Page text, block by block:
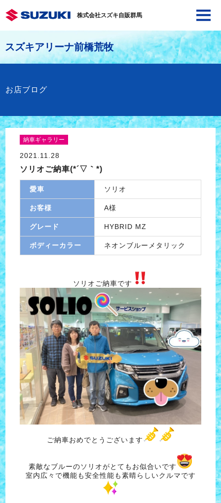
株式会社スズキ自販群馬
スズキアリーナ前橋荒牧
お店ブログ
納車ギャラリー
2021.11.28
ソリオご納車(*´▽｀*)
愛車 ソリオ
お客様 A様
グレード HYBRID MZ
ボディーカラー ネオンブルーメタリック
ソリオご納車です
ご納車おめでとうございます
素敵なブルーのソリオがとてもお似合いです
室内広々で機能も安全性能も素晴らしいクルマです